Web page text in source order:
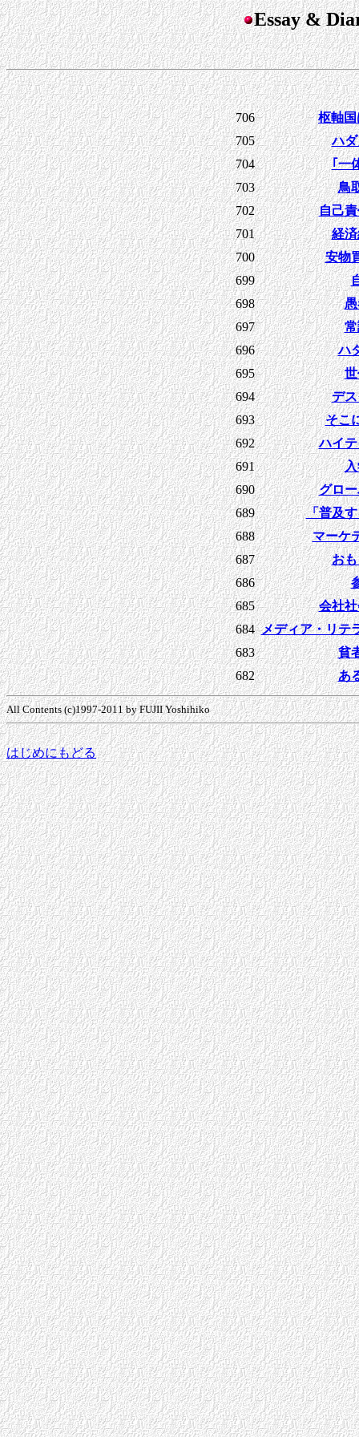
Essay &
706
枢軸
705
ハ
704
｢一
703
鳥
702
自己
701
経
700
安物
699
698
697
696
ハ
695
694
デ
693
そこ
692
ハイ
691
690
グロ
689
「普及
688
マーケ
687
お
686
685
会社
684 メディア・リテ
683
貧
682
あ
All Contents (c)1997-2011 by FUJII Yoshihiko
はじめにもどる